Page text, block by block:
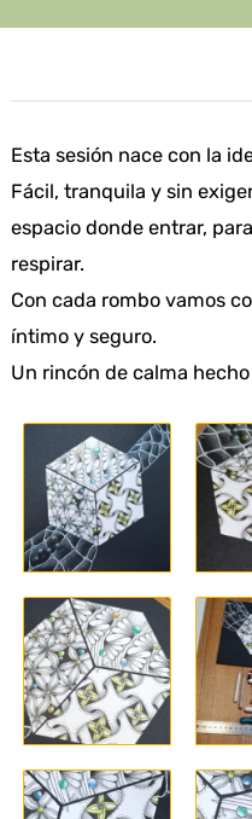
Esta sesión nace con la
Fácil, tranquila y sin
espacio donde entrar,
respirar.
Con cada rombo vamos
íntimo y seguro.
Un rincón de calma